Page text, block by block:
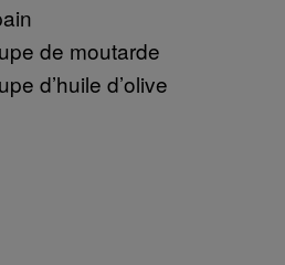
de moutarde
d’huile d’olive